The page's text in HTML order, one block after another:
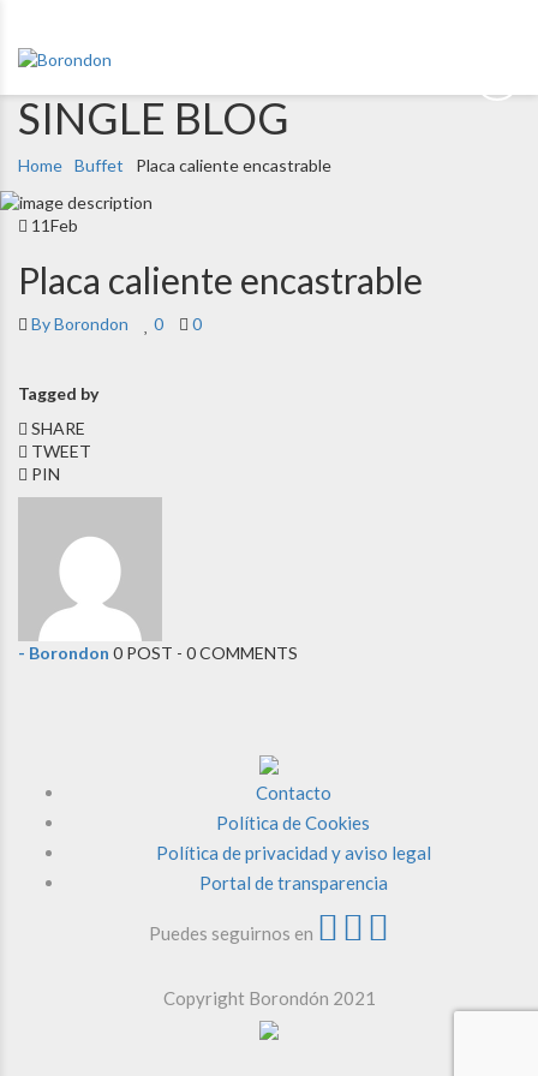
SINGLE BLOG
Home Buffet Placa caliente encastrable
11Feb
Placa caliente encastrable
By Borondon 0 0
Tagged by
SHARE
TWEET
PIN
- Borondon 0 POST - 0 COMMENTS
Contacto
Política de Cookies
Política de privacidad y aviso legal
Portal de transparencia
Puedes seguirnos en
Copyright Borondón 2021